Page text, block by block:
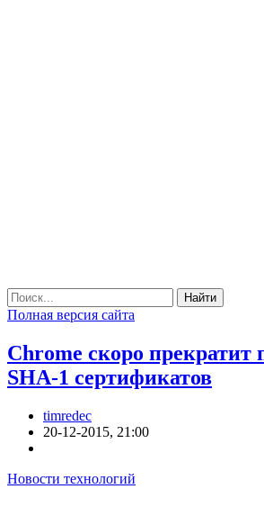
Найти
Полная версия сайта
Chrome скоро прекратит
SHA-1 сертификатов
timredec
20-12-2015, 21:00
Новости технологий